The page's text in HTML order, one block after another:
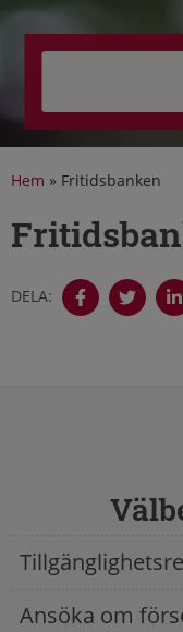
Hem » Fritidsbanken
DELA:
Ansöka om